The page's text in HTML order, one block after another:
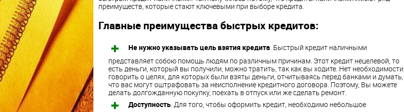
преимуществ, которые стают ключевыми при выборе кредита.
Главные преимущества быстрых кредитов:
Не нужно указывать цель взятия кредита. Быстрый кредит наличными
представляет собою помощь людям по различным причинам. Этот кредит нецелевой, то
есть деньги, который вы получили, можно тратить, так как вы ходите. Нет необходимости
говорить о целях, для которых были взяты деньги, отчитываясь перед банками и думать,
что вас могут оштрафовать за неисполнение кредитного договора. Поэтому, Вы можете
делать долгожданную покупку, поехать в отпуск или же сделать ремонт.
Доступность. Для того, чтобы оформить кредит, необходимо небольшое